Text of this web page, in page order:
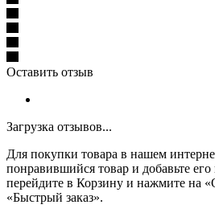
Оставить отзыв
Загрузка отзывов...
Для покупки товара в нашем
понравившийся товар и добавьте его
перейдите в Корзину и нажмите на
«Быстрый заказ».